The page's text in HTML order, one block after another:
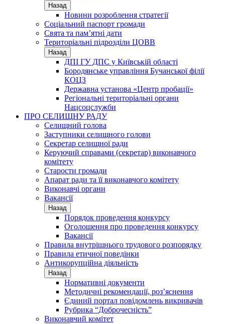
Назад
Новини розроблення стратегії
Соціальний паспорт громади
Свята та пам’ятні дати
Територіальні підрозділи ЦОВВ
Назад
ДПІ ГУ ДПС у Київській області
Бородянське управління Бучанської філії
КОЦЗ
Державна установа «Центр пробації»
Регіональні територіальні органи
Нацсоцслужби
ПРО СЕЛИЩНУ РАДУ
Селищний голова
Заступники селищного голови
Секретар селищної ради
Керуючий справами (секретар) виконавчого
комітету
Старости громади
Апарат ради та її виконавчого комітету
Виконавчі органи
Вакансії
Назад
Порядок проведення конкурсу
Оголошення про проведення конкурсу
Вакансії
Правила внутрішнього трудового розпорядку
Правила етичної поведінки
Антикорупційна діяльність
Назад
Нормативні документи
Методичні рекомендації, роз’яснення
Єдиний портал повідомлень викривачів
Рубрика “Доброчесність”
Виконавчий комітет